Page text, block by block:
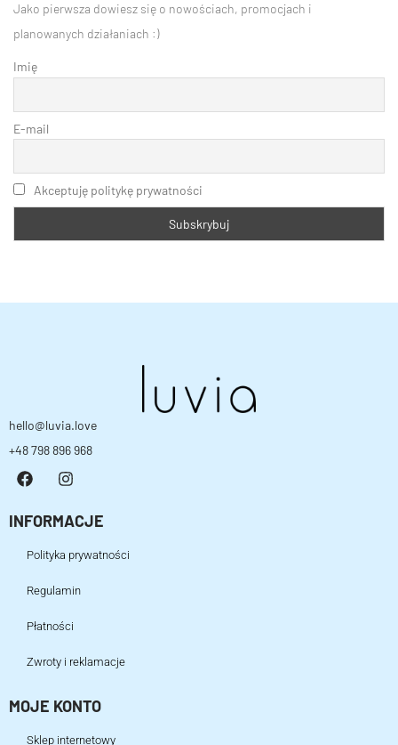
Jako pierwsza dowiesz się o nowościach, promocjach i
planowanych działaniach :)
Imię
E-mail
Akceptuję politykę prywatności
hello@luvia.love
+48 798 896 968
INFORMACJE
Polityka prywatności
Regulamin
Płatności
Zwroty i reklamacje
MOJE KONTO
Sklep internetowy